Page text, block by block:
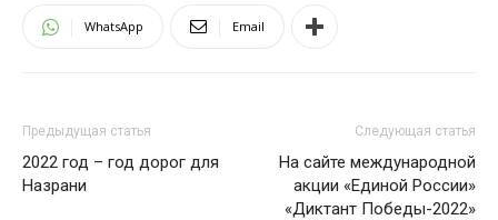
WhatsApp Email
Предыдущая статья
2022 год – год дорог для
Назрани
Следующая статья
На сайте международной
акции «Единой России»
«Диктант Победы-2022»